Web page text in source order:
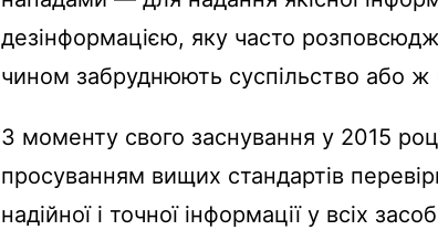
дезінформацією, яку часто
чином забруднюють суспільство або
З моменту свого заснування у 2015
просуванням вищих стандартів
надійної і точної інформації у всіх